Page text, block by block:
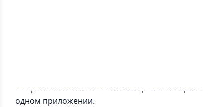
Все региональные новости Хабаровского края в
одном приложении.